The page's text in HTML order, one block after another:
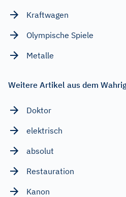
Kraftwagen
Olympische Spiele
Metalle
Weitere Artikel aus dem
Doktor
elektrisch
absolut
Restauration
Kanon